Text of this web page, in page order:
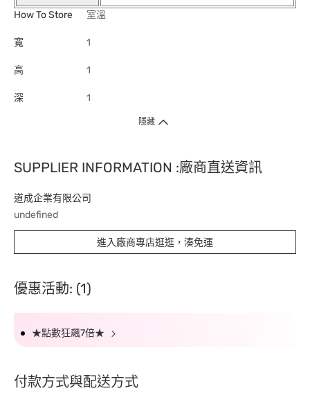
How To Store 室溫
寬 1
高 1
深 1
隱藏
SUPPLIER INFORMATION :廠商直送資訊
道成企業有限公司
undefined
進入廠商專店逛逛，湊免運
優惠活動: (1)
★點數狂飆7倍★
付款方式與配送方式